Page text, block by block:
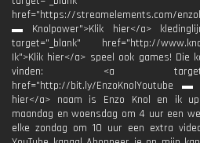
href="https://streamelements.com/
▬ Knolpower">Klik hier</a>
target="_blank" href="http://
Ik">Klik hier</a> speel ook games! Die
vinden: <a
href="http://bit.ly/EnzoKnolYoutube ▬
hier</a> naam is Enzo Knol en ik
maandag en woensdag om 4 uur een
elke zondag om 10 uur een extra